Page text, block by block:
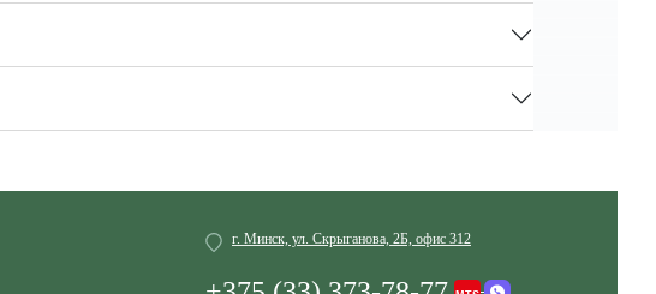
г. Минск, ул. Скрыганова, 2Б, офис 312